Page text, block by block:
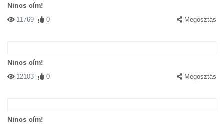
Nincs cím!
11769 0 Megosztás
Nincs cím!
12103 0 Megosztás
Nincs cím!